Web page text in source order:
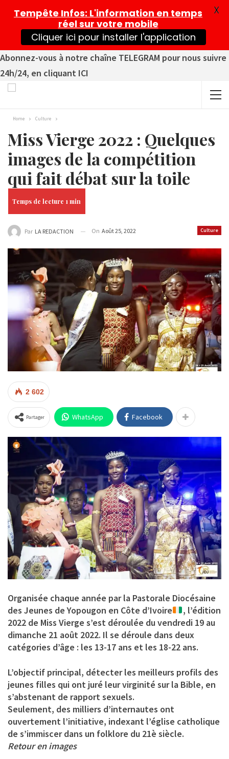
Abonnez-vous à notre chaîne TELEGRAM pour nous suivre
24h/24, en cliquant ICI
Home Culture
Miss Vierge 2022 : Quelques
images de la compétition
qui fait débat sur la toile
Culture
Par LA REDACTION On Août 25, 2022
2 602
Partager WhatsApp Facebook
Organisée chaque année par la Pastorale Diocésaine
des Jeunes de Yopougon en Côte d’Ivoire
, l’édition
2022 de Miss Vierge s’est déroulée du vendredi 19 au
dimanche 21 août 2022. Il se déroule dans deux
catégories d’âge : les 13-17 ans et les 18-22 ans.
L’objectif principal, détecter les meilleurs profils des
jeunes filles qui ont juré leur virginité sur la Bible, en
s’abstenant de rapport sexuels.
Seulement, des milliers d’internautes ont
ouvertement l’initiative, indexant l’église catholique
de s’immiscer dans un folklore du 21è siècle.
Retour en images
Tempête Infos: L'information en temps
réel sur votre mobile
Cliquer ici pour installer l'application
X